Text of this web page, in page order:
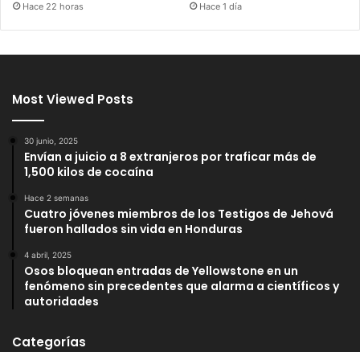
Hace 22 horas Hace 1 día
Most Viewed Posts
30 junio, 2025
Envían a juicio a 8 extranjeros por traficar más de
1,500 kilos de cocaína
Hace 2 semanas
Cuatro jóvenes miembros de los Testigos de Jehová
fueron hallados sin vida en Honduras
4 abril, 2025
Osos bloquean entradas de Yellowstone en un
fenómeno sin precedentes que alarma a científicos y
autoridades
Categorías